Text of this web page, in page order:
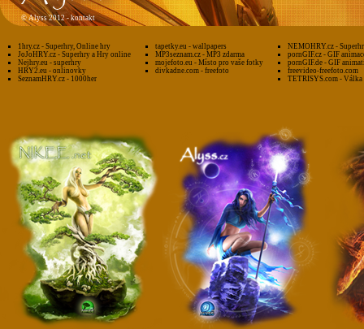
©Alyss 2012 - kontakt
1hry.cz - Superhry, Online hry
JoJoHRY.cz - Superhry a Hry online
Nejhry.eu - superhry
HRY2.eu - onlinovky
SeznamHRY.cz - 1000her
tapetky.eu - wallpapers
MP3seznam.cz - MP3 zdarma
mojefoto.eu - Místo pro vaše fotky
divkadne.com - freefoto
NEMOHRY.cz -
pornGIF.cz - GIF
pornGIF.de - GIF
freevideo-freefoto.com
TETRISYS.com - Válka